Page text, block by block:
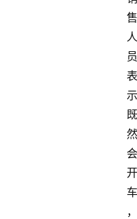
售
人
员
表
示
既
然
会
开
车
，